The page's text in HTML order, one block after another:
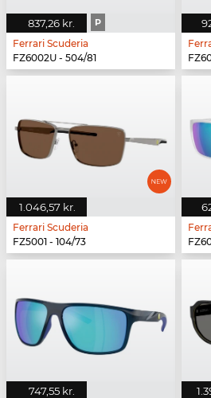
837,26 kr. P
Ferrari Scuderia
FZ6002U - 504/81
1.046,57 kr.
Ferrari Scuderia
FZ5001 - 104/73
747,55 kr.